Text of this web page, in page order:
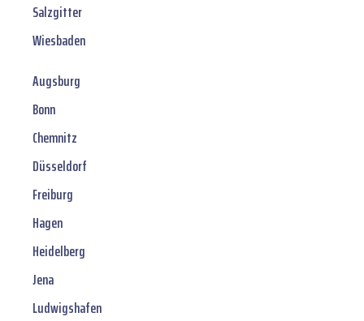
Salzgitter
Wiesbaden
Augsburg
Bonn
Chemnitz
Düsseldorf
Freiburg
Hagen
Heidelberg
Jena
Ludwigshafen